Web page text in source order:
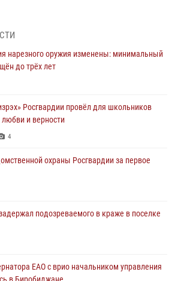
российских воинов, погибших в Первой
годов
проведения контрольного отстрела
нарезного оружия изменены: минимальный
до трёх лет
нарезного оружия изменены: минимальный
до трёх лет
Росгвардии провёл для школьников
и верности
4
охраны Росгвардии за первое
подозреваемого в краже в поселке
ЕАО с врио начальником управления